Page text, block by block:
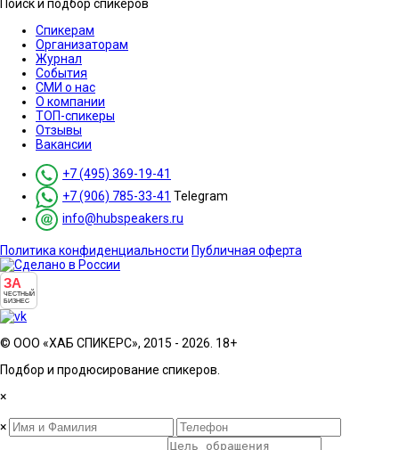
Поиск и подбор спикеров
Спикерам
Организаторам
Журнал
События
СМИ о нас
О компании
ТОП-спикеры
Отзывы
Вакансии
+7 (495) 369-19-41
+7 (906) 785-33-41 Telegram
info@hubspeakers.ru
Политика конфиденциальности Публичная оферта
ЗА
ЧЕСТНЫЙ
БИЗНЕС
© ООО «ХАБ СПИКЕРС», 2015 - 2026. 18+
Подбор и продюсирование спикеров.
×
×